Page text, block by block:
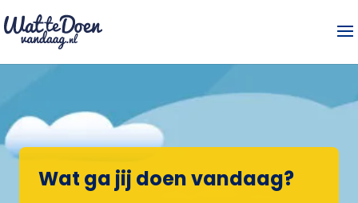
Wat ga jij doen vandaag?